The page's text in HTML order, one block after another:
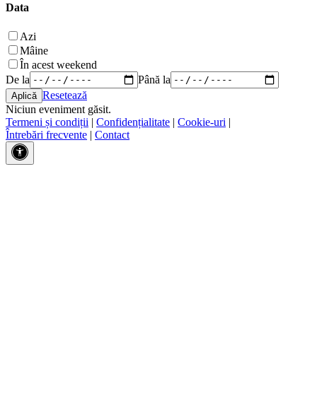
Data
Azi
Mâine
În acest weekend
De la
Până la
Resetează
Niciun eveniment găsit.
Termeni și condiții | Confidențialitate | Cookie-uri |
Întrebări frecvente | Contact